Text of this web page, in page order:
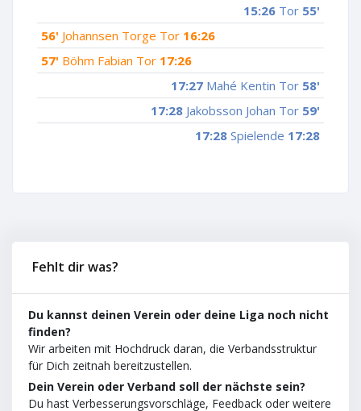
15:26 Tor 55'
56' Johannsen Torge Tor 16:26
57' Böhm Fabian Tor 17:26
17:27 Mahé Kentin Tor 58'
17:28 Jakobsson Johan Tor 59'
17:28 Spielende 17:28
Fehlt dir was?
Du kannst deinen Verein oder deine Liga noch nicht
finden?
Wir arbeiten mit Hochdruck daran, die Verbandsstruktur
für Dich zeitnah bereitzustellen.
Dein Verein oder Verband soll der nächste sein?
Du hast Verbesserungsvorschläge, Feedback oder weitere